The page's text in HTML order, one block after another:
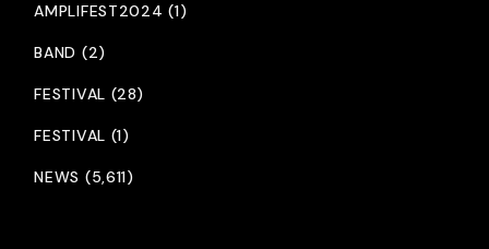
AMPLIFEST2024 (1)
BAND (2)
FESTIVAL (28)
FESTIVAL (1)
NEWS (5,611)